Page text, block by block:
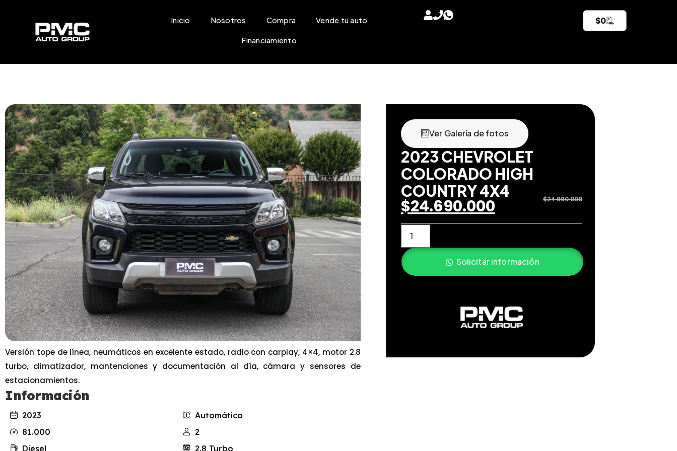
Inicio Nosotros Compra Vende tu auto
Financiamiento
$0
Versión tope de línea, neumáticos en excelente estado, radio con carplay, 4×4, motor 2.8
turbo, climatizador, mantenciones y documentación al día, cámara y sensores de
estacionamientos.
Información
2023
81.000
Diesel
Automática
2
2.8 Turbo
Ver Galería de fotos
2023 CHEVROLET
COLORADO HIGH
COUNTRY 4X4
$24.990.000
$24.690.000
Solicitar información